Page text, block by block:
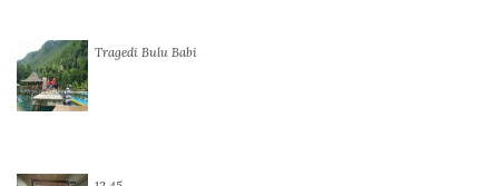
Tragedi Bulu Babi